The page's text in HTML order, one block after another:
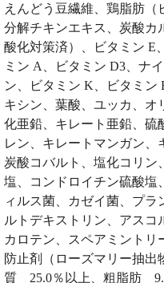
えんどう豆繊維、鶏脂肪（
分解チキンエキス、炭酸カ
酸化対策済）、ビタミン E
ミン A、ビタミン D3、ナ
ン、ビタミン K、ビタミン
キシン、葉酸、ユッカ、オ
化亜鉛、キレート亜鉛、硫
レン、キレートマンガン、
炭酸コバルト、塩化コリン
塩、コンドロイチン硫酸塩
ィルス菌、カゼイ菌、プ
ルトデキストリン、アスコ
カロテン、スペアミント
防止剤（ローズマリー抽
質 25.0％以上、粗脂肪